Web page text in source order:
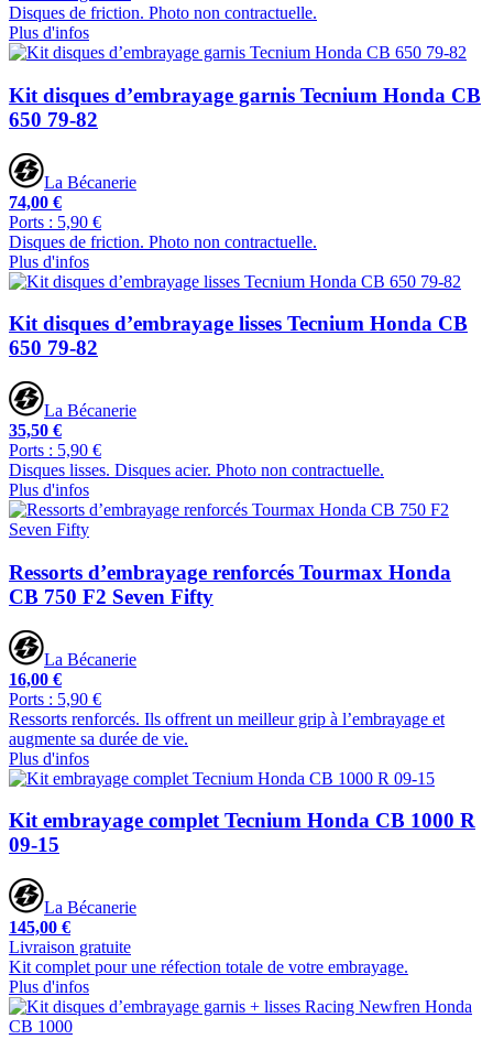
Disques de friction. Photo non contractuelle.
Plus d'infos
Kit disques d’embrayage garnis Tecnium Honda CB
650 79-82
La Bécanerie
74,00 €
Ports : 5,90 €
Disques de friction. Photo non contractuelle.
Plus d'infos
Kit disques d’embrayage lisses Tecnium Honda CB
650 79-82
La Bécanerie
35,50 €
Ports : 5,90 €
Disques lisses. Disques acier. Photo non contractuelle.
Plus d'infos
Ressorts d’embrayage renforcés Tourmax Honda
CB 750 F2 Seven Fifty
La Bécanerie
16,00 €
Ports : 5,90 €
Ressorts renforcés. Ils offrent un meilleur grip à l’embrayage et
augmente sa durée de vie.
Plus d'infos
Kit embrayage complet Tecnium Honda CB 1000 R
09-15
La Bécanerie
145,00 €
Livraison gratuite
Kit complet pour une réfection totale de votre embrayage.
Plus d'infos